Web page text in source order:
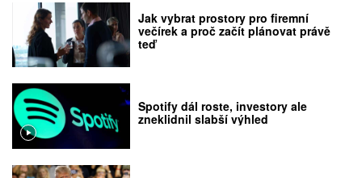
Jak vybrat prostory pro firemní
večírek a proč začít plánovat právě
teď
Spotify dál roste, investory ale
zneklidnil slabší výhled